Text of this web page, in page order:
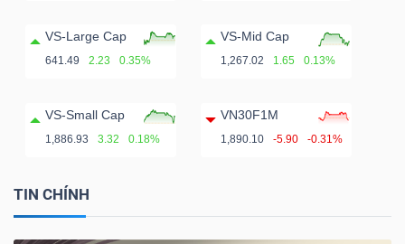
VS-Large Cap
641.49 2.23 0.35%
VS-Mid Cap
1,267.02 1.65 0.13%
VS-Small Cap
1,886.93 3.32 0.18%
VN30F1M
1,890.10 -5.90 -0.31%
TIN CHÍNH